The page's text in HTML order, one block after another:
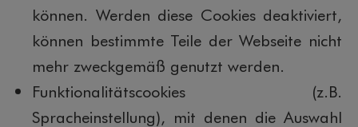
können. Werden diese Cookies deaktiviert,
können bestimmte Teile der Webseite nicht
mehr zweckgemäß genutzt werden.
Funktionalitätscookies (z.B.
Spracheinstellung), mit denen die Auswahl